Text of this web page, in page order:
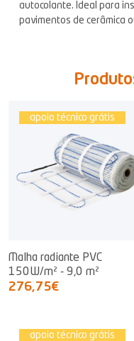
autocolante. Ideal para
pavimentos de cerâmica
apoio técnico grátis
Malha radiante PVC
150W/m² - 9,0 m²
276,75€
apoio técnico grátis